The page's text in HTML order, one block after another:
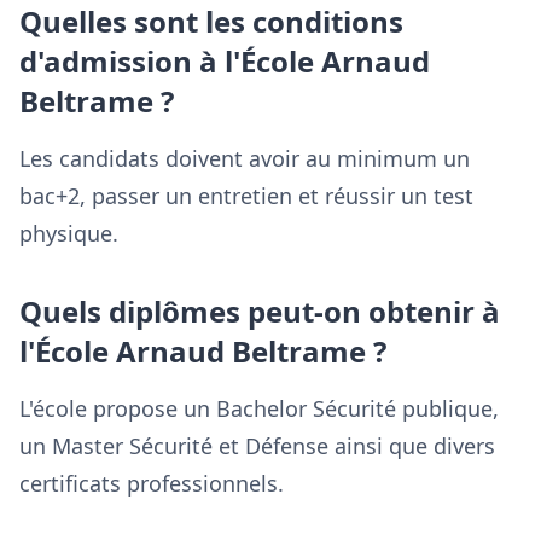
Quelles sont les conditions
d'admission à l'École Arnaud
Beltrame ?
Les candidats doivent avoir au minimum un
bac+2, passer un entretien et réussir un test
physique.
Quels diplômes peut-on obtenir à
l'École Arnaud Beltrame ?
L'école propose un Bachelor Sécurité publique,
un Master Sécurité et Défense ainsi que divers
certificats professionnels.